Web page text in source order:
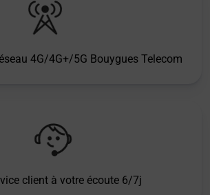
4G/4G+/5G Bouygues Telecom
client à votre écoute 6/7j